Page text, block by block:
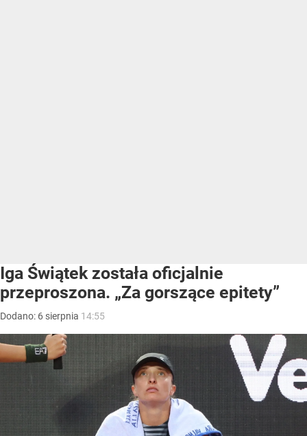
Iga Świątek została oficjalnie
przeproszona. „Za gorszące epitety”
Dodano: 6 sierpnia 14:55